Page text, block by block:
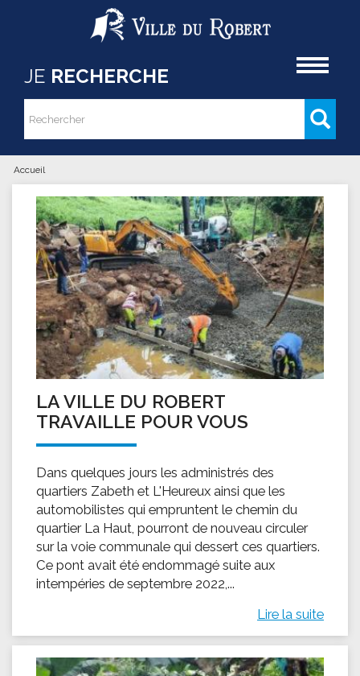
Aller au contenu principal
JE RECHERCHE
Formulaire de recherche
Rechercher
Vous êtes ici
Accueil
LA VILLE DU ROBERT
TRAVAILLE POUR VOUS
Dans quelques jours les administrés des
quartiers Zabeth et L'Heureux ainsi que les
automobilistes qui empruntent le chemin du
quartier La Haut, pourront de nouveau circuler
sur la voie communale qui dessert ces quartiers.
Ce pont avait été endommagé suite aux
intempéries de septembre 2022,...
Lire la suite